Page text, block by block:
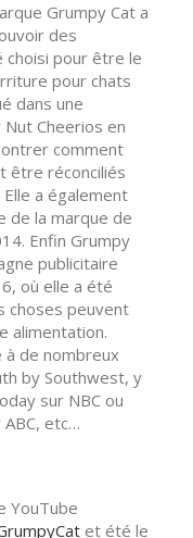
Grumpy Cat a
des
choisi pour être le
pour chats
dans une
Cheerios en
comment
être réconciliés
a également
de la marque de
Enfin Grumpy
publicitaire
où elle a été
choses peuvent
alimentation.
à de nombreux
by Southwest, y
sur NBC ou
etc…
YouTube
et été le